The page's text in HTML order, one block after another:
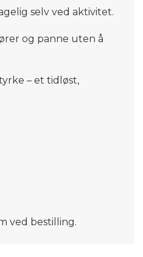
selv ved aktivitet.
og panne uten å
– et tidløst,
ved bestilling.